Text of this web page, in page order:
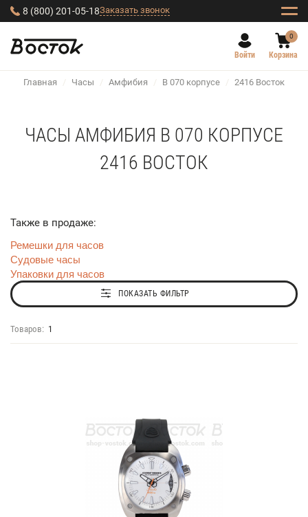
8 (800) 201-05-18Заказать звонок
Войти
0
Корзина
Главная / Часы / Амфибия / В 070 корпусе / 2416 Восток
ЧАСЫ АМФИБИЯ В 070 КОРПУСЕ
2416 ВОСТОК
Также в продаже:
Ремешки для часов
Судовые часы
Упаковки для часов
ПОКАЗАТЬ ФИЛЬТР
Товаров: 1